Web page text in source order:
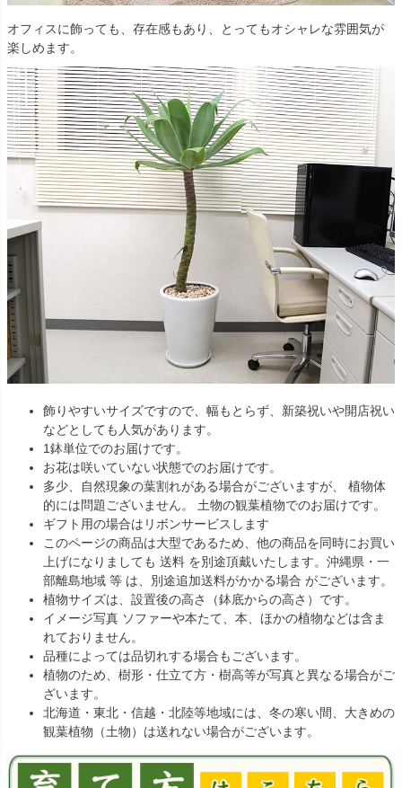
オフィスに飾っても、存在感もあり、とってもオシャレな雰囲気が
楽しめます。
飾りやすいサイズですので、幅もとらず、新築祝いや開店祝い
などとしても人気があります。
1鉢単位でのお届けです。
お花は咲いていない状態でのお届けです。
多少、自然現象の葉割れがある場合がございますが、 植物体
的には問題ございません。 土物の観葉植物でのお届けです。
ギフト用の場合はリボンサービスします
このページの商品は大型であるため、他の商品を同時にお買い
上げになりましても 送料 を別途頂戴いたします。沖縄県・一
部離島地域 等 は、別途追加送料がかかる場合 がございます。
植物サイズは、設置後の高さ（鉢底からの高さ）です。
イメージ写真 ソファーや本たて、本、ほかの植物などは含ま
れておりません。
品種によっては品切れする場合もございます。
植物のため、樹形・仕立て方・樹高等が写真と異なる場合がご
ざいます。
北海道・東北・信越・北陸等地域には、冬の寒い間、大きめの
観葉植物（土物）は送れない場合がございます。